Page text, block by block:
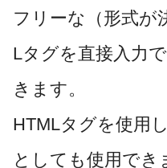
フリーな（形式が
Lタグを直接入力
きます。
HTMLタグを使用
としても使用でき